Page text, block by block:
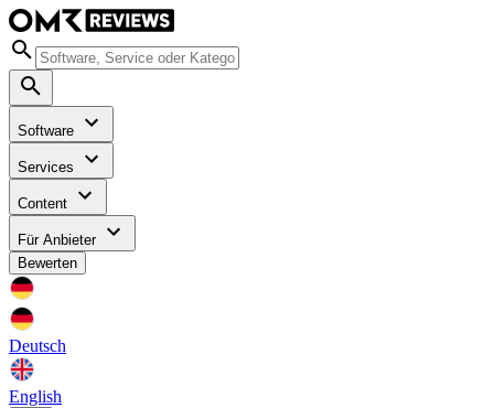
Software
Services
Content
Für Anbieter
Bewerten
Deutsch
English